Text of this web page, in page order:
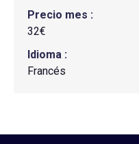
Precio mes
32€
Idioma
Francés